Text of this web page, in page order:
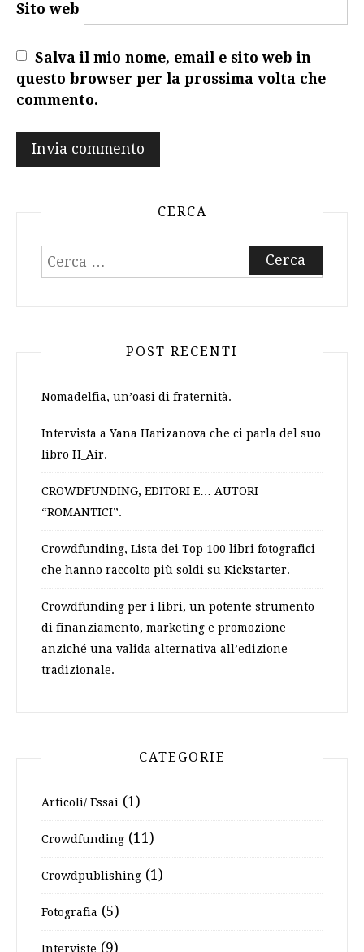
Sito web
Salva il mio nome, email e sito web in
questo browser per la prossima volta che
commento.
CERCA
Ricerca
per:
POST RECENTI
Nomadelfia, un’oasi di fraternità.
Intervista a Yana Harizanova che ci parla del suo
libro H_Air.
CROWDFUNDING, EDITORI E… AUTORI
“ROMANTICI”.
Crowdfunding, Lista dei Top 100 libri fotografici
che hanno raccolto più soldi su Kickstarter.
Crowdfunding per i libri, un potente strumento
di finanziamento, marketing e promozione
anziché una valida alternativa all’edizione
tradizionale.
CATEGORIE
Articoli/ Essai (1)
Crowdfunding (11)
Crowdpublishing (1)
Fotografia (5)
Interviste (9)